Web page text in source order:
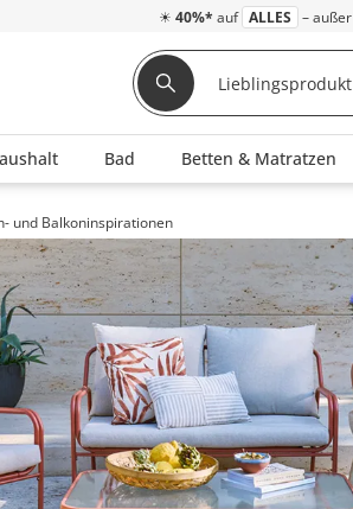
☀ 40%* auf ALLES –
Bad Betten & Matratzen
und Balkoninspirationen